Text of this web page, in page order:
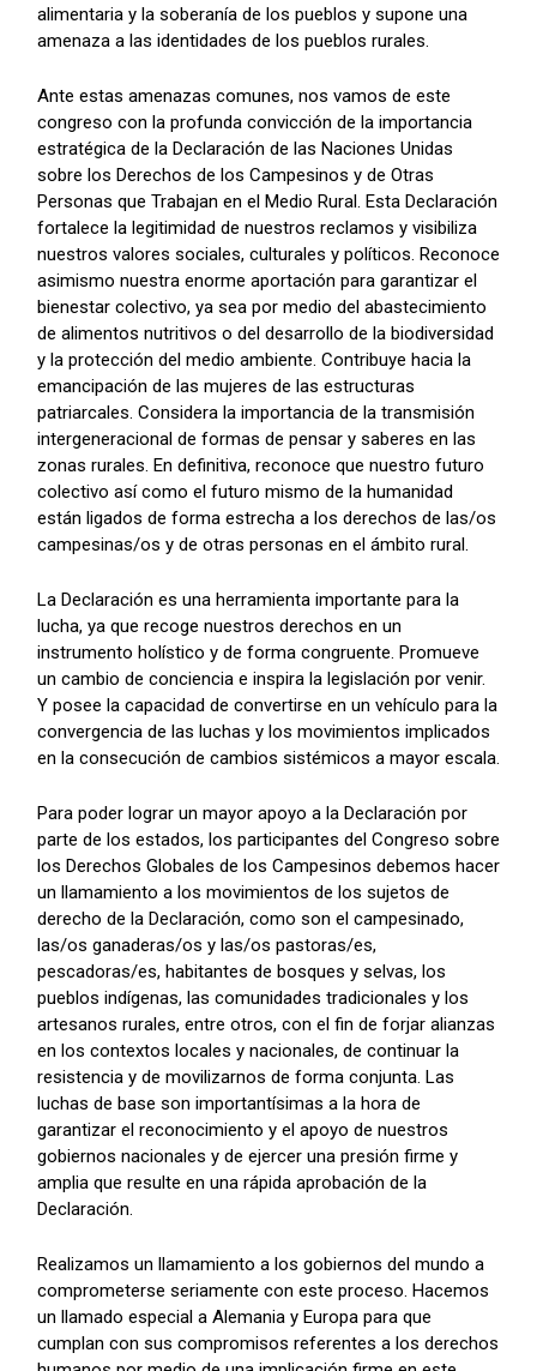
alimentaria y la soberanía de los pueblos y supone una
amenaza a las identidades de los pueblos rurales.
Ante estas amenazas comunes, nos vamos de este
congreso con la profunda convicción de la importancia
estratégica de la Declaración de las Naciones Unidas
sobre los Derechos de los Campesinos y de Otras
Personas que Trabajan en el Medio Rural. Esta Declaración
fortalece la legitimidad de nuestros reclamos y visibiliza
nuestros valores sociales, culturales y políticos. Reconoce
asimismo nuestra enorme aportación para garantizar el
bienestar colectivo, ya sea por medio del abastecimiento
de alimentos nutritivos o del desarrollo de la biodiversidad
y la protección del medio ambiente. Contribuye hacia la
emancipación de las mujeres de las estructuras
patriarcales. Considera la importancia de la transmisión
intergeneracional de formas de pensar y saberes en las
zonas rurales. En definitiva, reconoce que nuestro futuro
colectivo así como el futuro mismo de la humanidad
están ligados de forma estrecha a los derechos de las/os
campesinas/os y de otras personas en el ámbito rural.
La Declaración es una herramienta importante para la
lucha, ya que recoge nuestros derechos en un
instrumento holístico y de forma congruente. Promueve
un cambio de conciencia e inspira la legislación por venir.
Y posee la capacidad de convertirse en un vehículo para la
convergencia de las luchas y los movimientos implicados
en la consecución de cambios sistémicos a mayor escala.
Para poder lograr un mayor apoyo a la Declaración por
parte de los estados, los participantes del Congreso sobre
los Derechos Globales de los Campesinos debemos hacer
un llamamiento a los movimientos de los sujetos de
derecho de la Declaración, como son el campesinado,
las/os ganaderas/os y las/os pastoras/es,
pescadoras/es, habitantes de bosques y selvas, los
pueblos indígenas, las comunidades tradicionales y los
artesanos rurales, entre otros, con el fin de forjar alianzas
en los contextos locales y nacionales, de continuar la
resistencia y de movilizarnos de forma conjunta. Las
luchas de base son importantísimas a la hora de
garantizar el reconocimiento y el apoyo de nuestros
gobiernos nacionales y de ejercer una presión firme y
amplia que resulte en una rápida aprobación de la
Declaración.
Realizamos un llamamiento a los gobiernos del mundo a
comprometerse seriamente con este proceso. Hacemos
un llamado especial a Alemania y Europa para que
cumplan con sus compromisos referentes a los derechos